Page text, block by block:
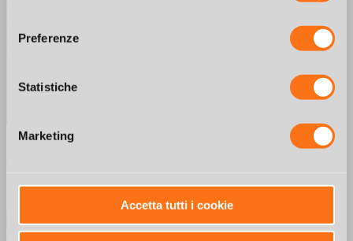
Preferenze
Statistiche
Marketing
Accetta tutti i cookie